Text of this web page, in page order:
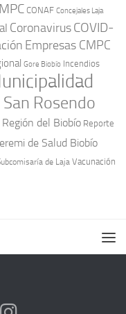
CONAF Concejales Laja
CoronavirusCOVID-
Empresas CMPC
Gore Biobío Incendios
Rosendo
Región del Biobío Reporte
de Salud Biobío
de Laja Vacunación